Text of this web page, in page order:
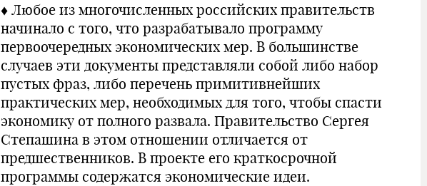
♦ Любое из многочисленных российских правительств
начинало с того, что разрабатывало программу
первоочередных экономических мер. В большинстве
случаев эти документы представляли собой либо набор
пустых фраз, либо перечень примитивнейших
практических мер, необходимых для того, чтобы спасти
экономику от полного развала. Правительство Сергея
Степашина в этом отношении отличается от
предшественников. В проекте его краткосрочной
программы содержатся экономические идеи.